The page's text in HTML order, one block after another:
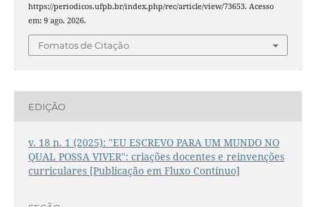
https://periodicos.ufpb.br/index.php/rec/article/view/73653. Acesso
em: 9 ago. 2026.
Fomatos de Citação
EDIÇÃO
v. 18 n. 1 (2025): "EU ESCREVO PARA UM MUNDO NO
QUAL POSSA VIVER": criações docentes e reinvenções
curriculares [Publicação em Fluxo Contínuo]